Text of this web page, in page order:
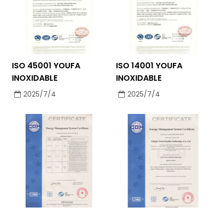
ISO 45001 YOUFA
INOXIDABLE
2025/7/4
ISO 14001 YOUFA
INOXIDABLE
2025/7/4